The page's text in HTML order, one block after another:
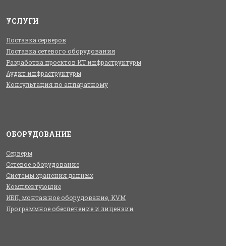
УСЛУГИ
Поставка серверов
Поставка сетевого оборудования
Разработка проектов ИТ инфраструктуры
Аудит инфраструктуры
Консультация по аппаратному
ОБОРУДОВАНИЕ
Серверы
Сетевое оборудование
Системы хранения данных
Комплектующие
ИБП, монтажное оборудование, KVM
Программное обеспечение и лицензии